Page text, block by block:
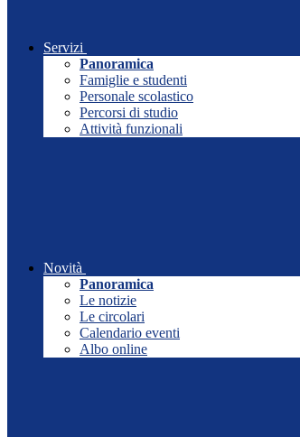
Servizi
Panoramica
Famiglie e studenti
Personale scolastico
Percorsi di studio
Attività funzionali
Novità
Panoramica
Le notizie
Le circolari
Calendario eventi
Albo online